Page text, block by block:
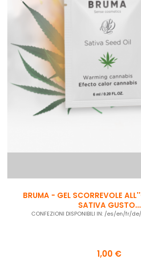
BRUMA - GEL SCORREVOLE
SATIVA GUSTO...
CONFEZIONI DISPONIBILI IN: /es/en/
1,00 €